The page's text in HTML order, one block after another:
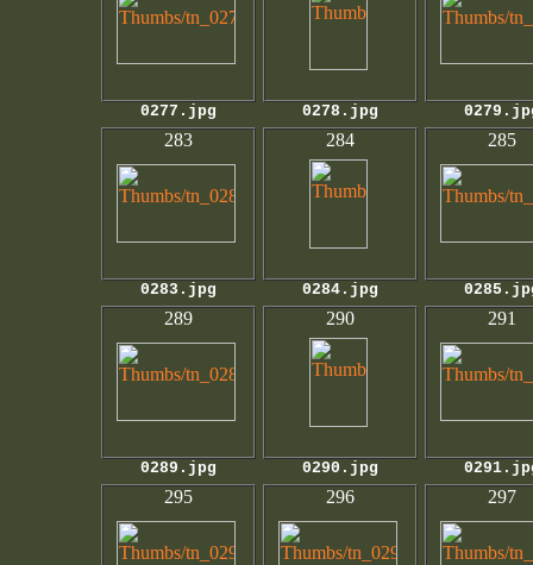
0277.jpg 0278.jpg
283
0283.jpg
284
0284.jpg
285
289
0289.jpg
290
0290.jpg
291
295 296 297